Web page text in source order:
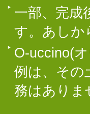
一部、完成
す。あしか
O-uccino(
例は、その
務はありま